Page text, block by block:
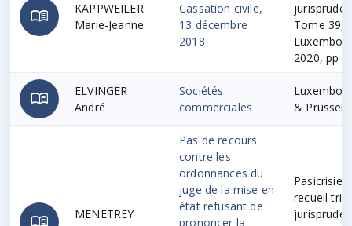
menu_book
KAPPWEILER
Marie-Jeanne
Cassation civile,
13 décembre
2018
Tome 39,
2020, pp
menu_book
ELVINGER
André
Sociétés
commerciales
&
menu_book
MENETREY
Pas de recours
contre les
ordonnances du
juge de la mise en
état refusant de
prononcer la
Pasicrisie
recueil